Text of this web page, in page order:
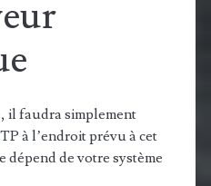
il faudra simplement
à l’endroit prévu à cet
dépend de votre système